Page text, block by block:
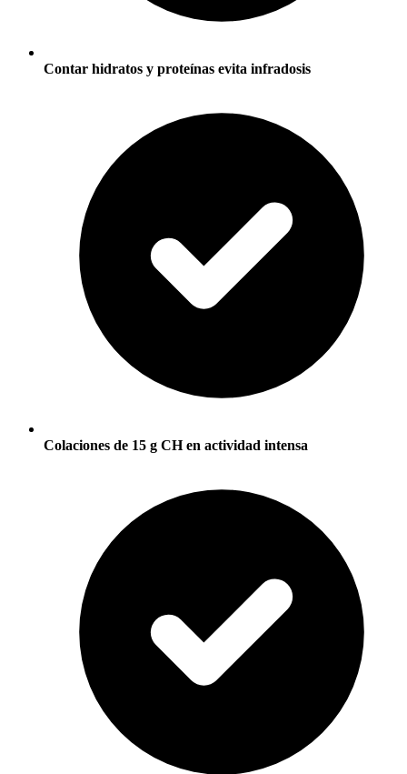
Contar hidratos y proteínas evita infradosis
Colaciones de 15 g CH en actividad intensa